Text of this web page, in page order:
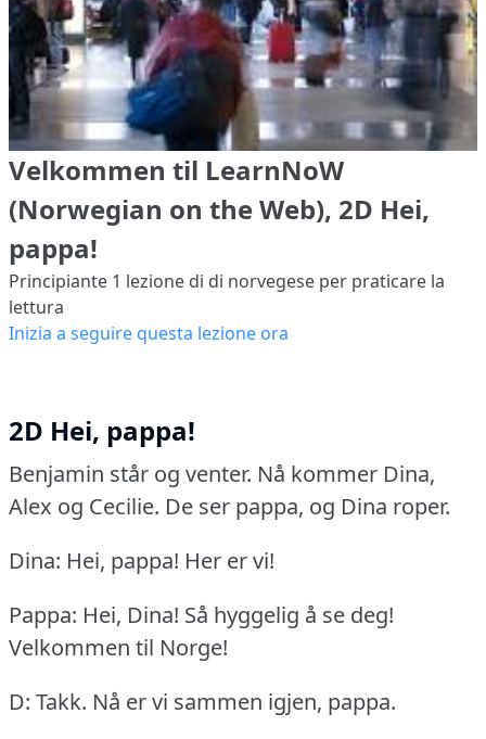
Velkommen til LearnNoW
(Norwegian on the Web), 2D Hei,
pappa!
Principiante 1 lezione di di norvegese per praticare la
lettura
Inizia a seguire questa lezione ora
2D Hei, pappa!
Benjamin står og venter. Nå kommer Dina,
Alex og Cecilie. De ser pappa, og Dina roper.
Dina: Hei, pappa! Her er vi!
Pappa: Hei, Dina! Så hyggelig å se deg!
Velkommen til Norge!
D: Takk. Nå er vi sammen igjen, pappa.